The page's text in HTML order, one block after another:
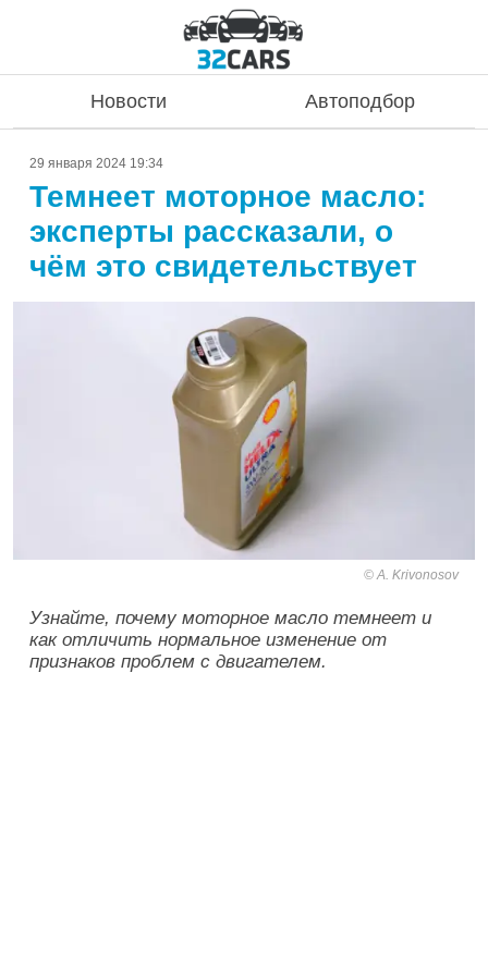
Новости Автоподбор
29 января 2024 19:34
Темнеет моторное масло:
эксперты рассказали, о
чём это свидетельствует
A. Krivonosov
Узнайте, почему моторное масло темнеет и
как отличить нормальное изменение от
признаков проблем с двигателем.